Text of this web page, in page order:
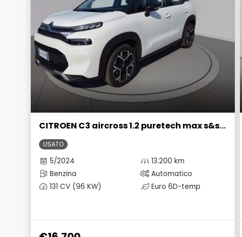
CITROEN C3 aircross 1.2 puretech max s&s 130cv eat6
USATO
5/2024
13.200 km
Benzina
Automatico
131 CV (96 KW)
Euro 6D-temp